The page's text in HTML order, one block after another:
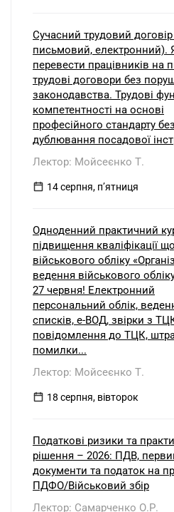
Сучасний трудовий
письмовий, електронний).
перевести працівників на
трудові договори без
законодавства. Трудові
компетентності на основі
професійного стандарту без
дублювання посадової
Лектор: Мойсеєнко Т.
14 серпня, пʼятниця
Одноденний практичний
підвищення кваліфікації
військового обліку
ведення військового
27 червня! Електронний
персональний облік,
списків, е-ВОД, звірки з
повідомлення до ТЦК,
помилки...
Лектор: Мойсеєнко Т.
18 серпня, вівторок
Податкові ризики та
рішення – 2026: ПДВ,
документи та податок на
ПДФО/Військовий збір
Лектор: Самарченко О.Р.